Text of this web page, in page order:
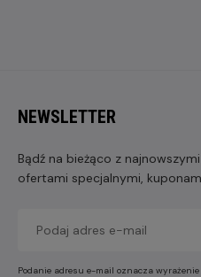
NEWSLETTER
Bądź na bieżąco z
ofertami specjalnymi,
Podanie adresu e-mail oznacza